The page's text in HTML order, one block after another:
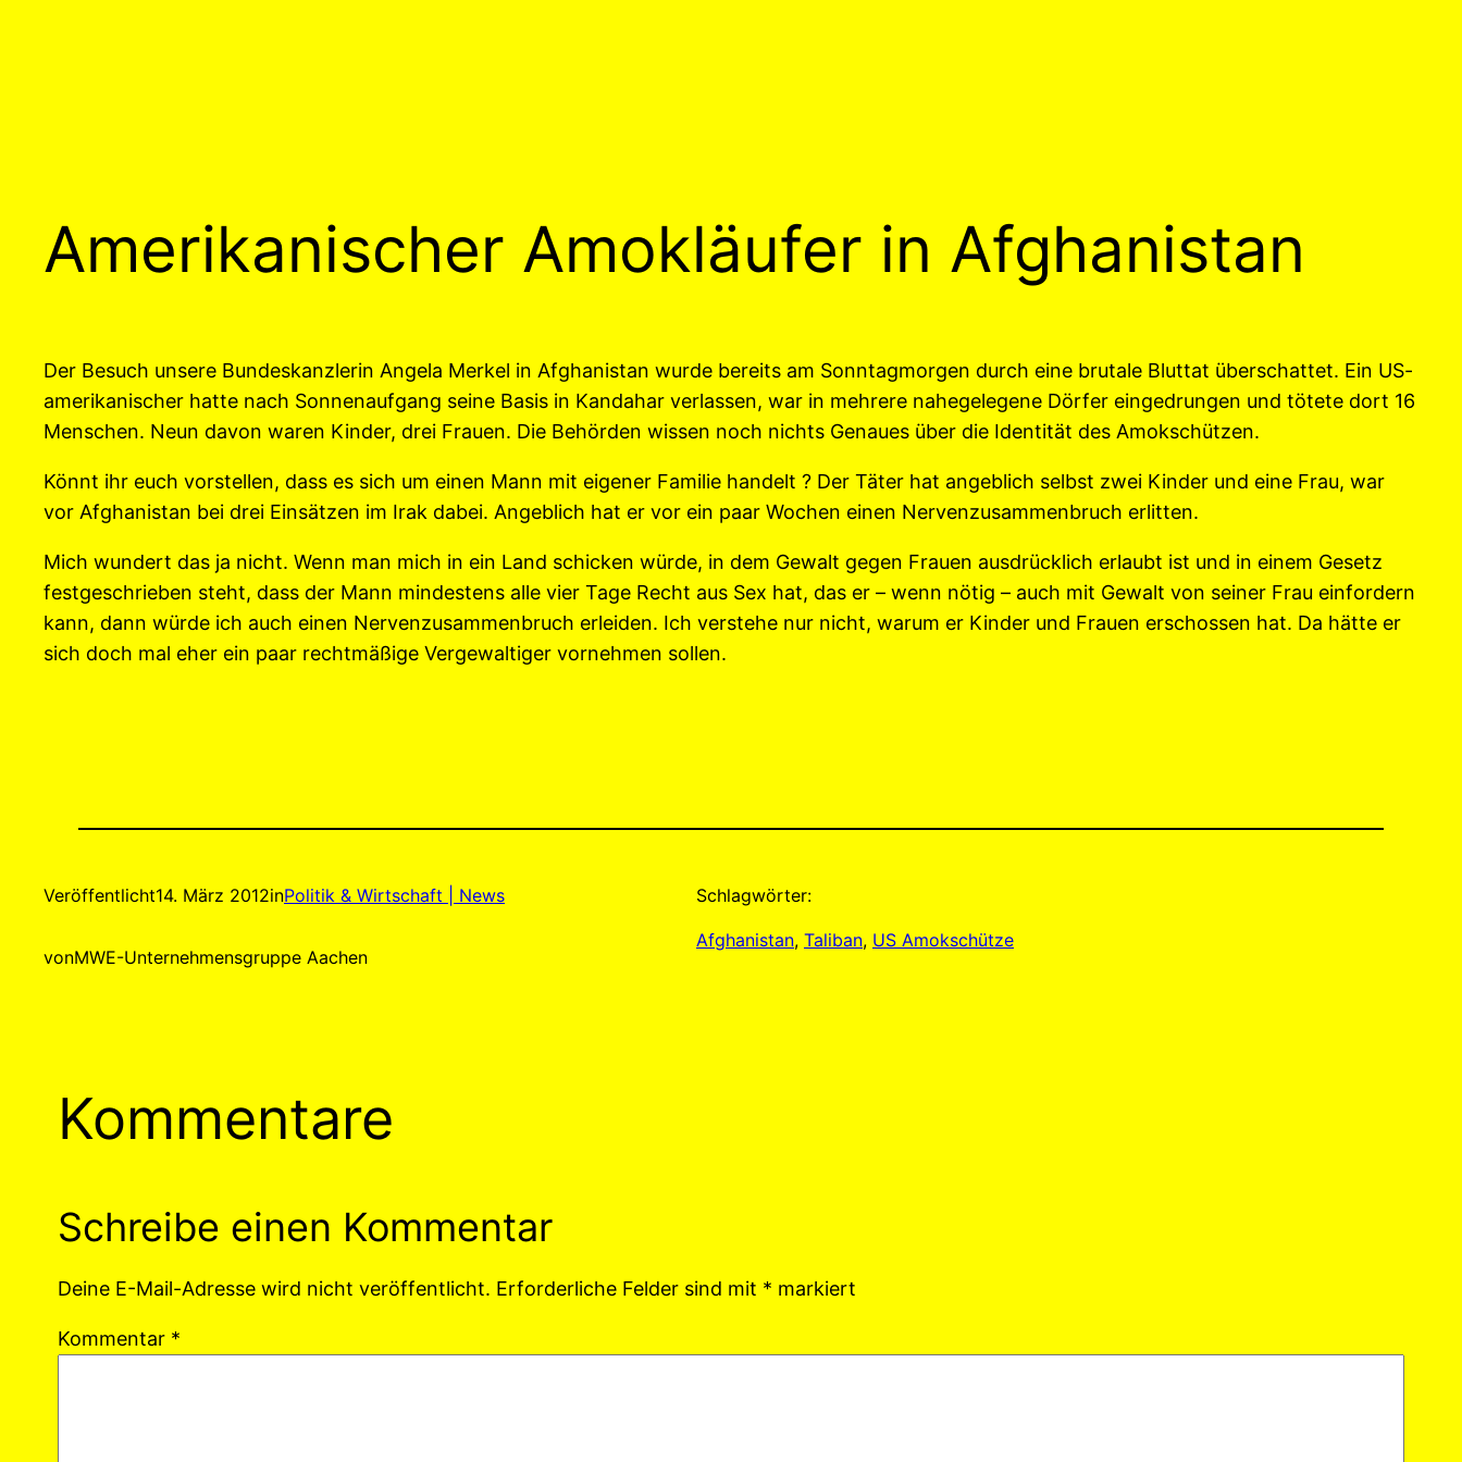
Amerikanischer Amokläufer in Afghanistan
Der Besuch unsere Bundeskanzlerin Angela Merkel in Afghanistan wurde bereits am Sonntagmorgen durch eine brutale Bluttat überschattet. Ein US-
amerikanischer hatte nach Sonnenaufgang seine Basis in Kandahar verlassen, war in mehrere nahegelegene Dörfer eingedrungen und tötete dort 16
Menschen. Neun davon waren Kinder, drei Frauen. Die Behörden wissen noch nichts Genaues über die Identität des Amokschützen.
Könnt ihr euch vorstellen, dass es sich um einen Mann mit eigener Familie handelt ? Der Täter hat angeblich selbst zwei Kinder und eine Frau, war
vor Afghanistan bei drei Einsätzen im Irak dabei. Angeblich hat er vor ein paar Wochen einen Nervenzusammenbruch erlitten.
Mich wundert das ja nicht. Wenn man mich in ein Land schicken würde, in dem Gewalt gegen Frauen ausdrücklich erlaubt ist und in einem Gesetz
festgeschrieben steht, dass der Mann mindestens alle vier Tage Recht aus Sex hat, das er – wenn nötig – auch mit Gewalt von seiner Frau einfordern
kann, dann würde ich auch einen Nervenzusammenbruch erleiden. Ich verstehe nur nicht, warum er Kinder und Frauen erschossen hat. Da hätte er
sich doch mal eher ein paar rechtmäßige Vergewaltiger vornehmen sollen.
Veröffentlicht14. März 2012inPolitik & Wirtschaft | News
vonMWE-Unternehmensgruppe Aachen
Schlagwörter:
Afghanistan, Taliban, US Amokschütze
Kommentare
Schreibe einen Kommentar
Deine E-Mail-Adresse wird nicht veröffentlicht. Erforderliche Felder sind mit * markiert
Kommentar *